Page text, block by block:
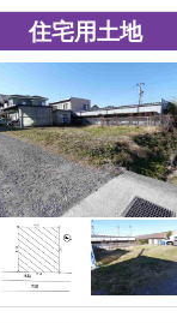
住宅用土地